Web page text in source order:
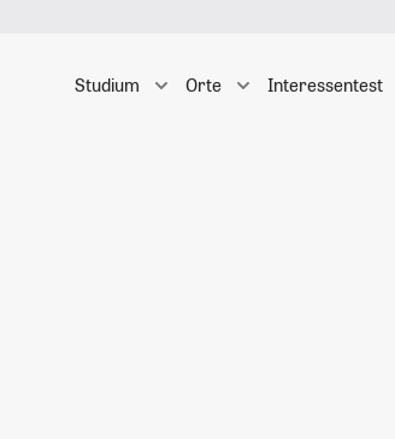
Studium Orte Interessentest